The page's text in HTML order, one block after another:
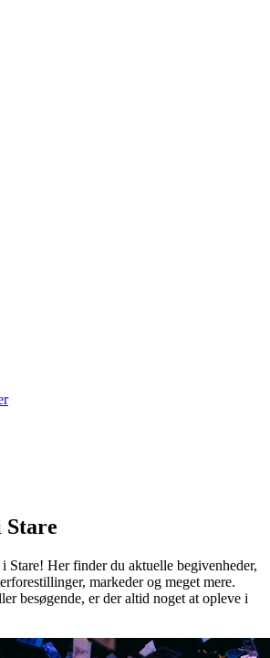
Stare
Stare! Her finder du aktuelle begivenheder,
markeder og meget mere.
besøgende, er der altid noget at opleve i